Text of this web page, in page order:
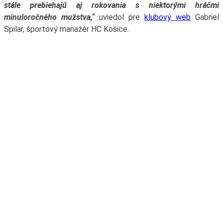
stále prebiehajú aj rokovania s niektorými hráčmi
minuloročného mužstva,“uviedol pre klubový web Gabriel
Spilar, športový manažér HC Košice.